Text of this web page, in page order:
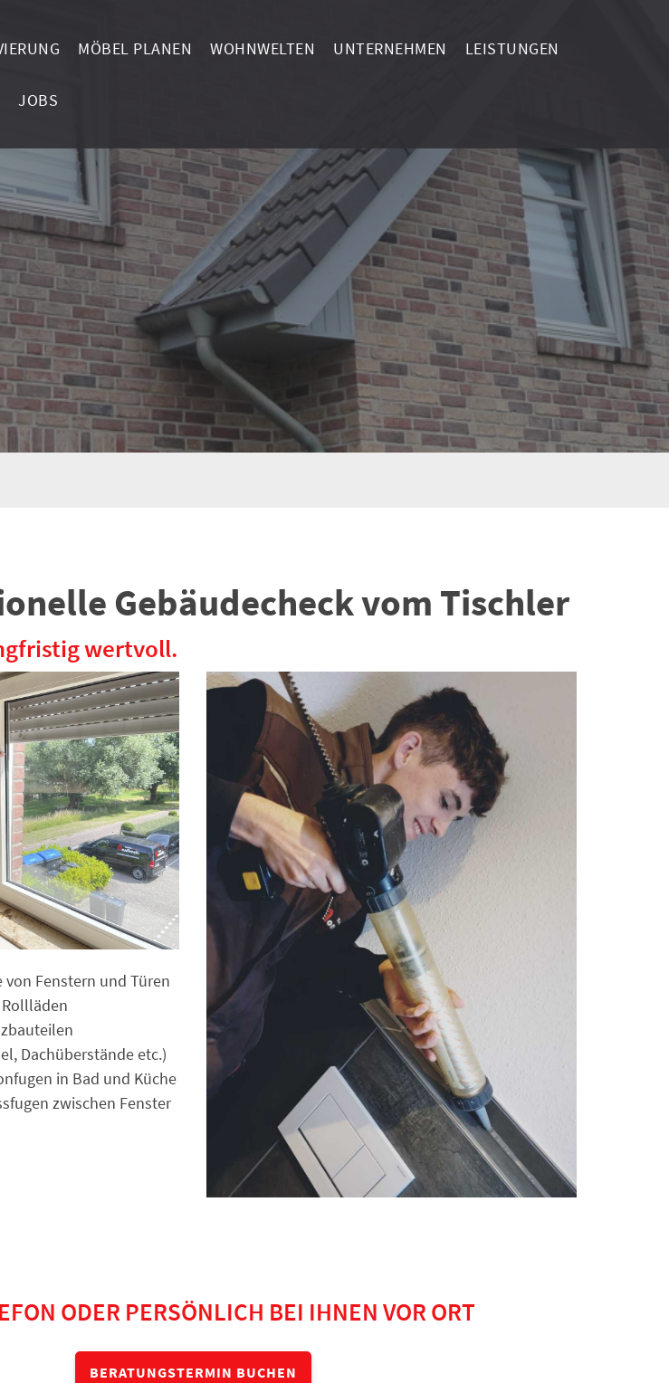
MÖBEL PLANEN WOHNWELTEN UNTERNEHMEN LEISTUNGEN
JOBS
Gebäudecheck vom Tischler
wertvoll.
Fenstern und Türen
Dachüberstände etc.)
in Bad und Küche
zwischen Fenster
ODER PERSÖNLICH BEI IHNEN VOR ORT
BERATUNGSTERMIN BUCHEN